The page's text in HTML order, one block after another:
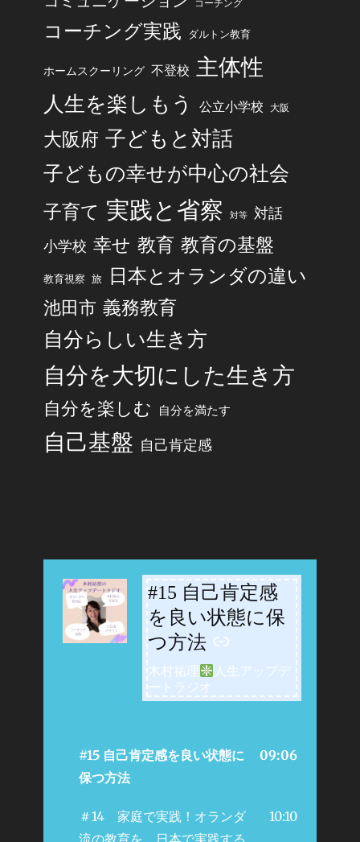
コーチング
コーチング実践 ダルトン教育
ホームスクーリング 不登校 主体性
人生を楽しもう 公立小学校 大阪
大阪府 子どもと対話
子どもの幸せが中心の社会
子育て 実践と省察 対等 対話
小学校 幸せ 教育 教育の基盤
教育視察 旅 日本とオランダの違い
池田市 義務教育
自分らしい生き方
自分を大切にした生き方
自分を楽しむ 自分を満たす
自己基盤 自己肯定感
#15 自己肯定感
を良い状態に保
つ方法
-
木村祐理
人生アップデ
ートラジオ
#15 自己肯定感を良い状態に
保つ方法
09:06
＃14 家庭で実践！オランダ
流の教育を、日本で実践する
10:10